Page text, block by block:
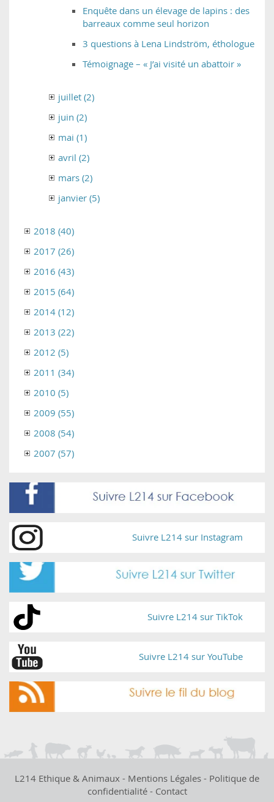
Enquête dans un élevage de lapins : des
barreaux comme seul horizon
3 questions à Lena Lindström, éthologue
Témoignage – « J’ai visité un abattoir »
juillet (2)
juin (2)
mai (1)
avril (2)
mars (2)
janvier (5)
2018 (40)
2017 (26)
2016 (43)
2015 (64)
2014 (12)
2013 (22)
2012 (5)
2011 (34)
2010 (5)
2009 (55)
2008 (54)
2007 (57)
Suivre L214 sur Instagram
Suivre L214 sur TikTok
Suivre L214 sur YouTube
L214 Ethique & Animaux - Mentions Légales - Politique de
confidentialité- Contact